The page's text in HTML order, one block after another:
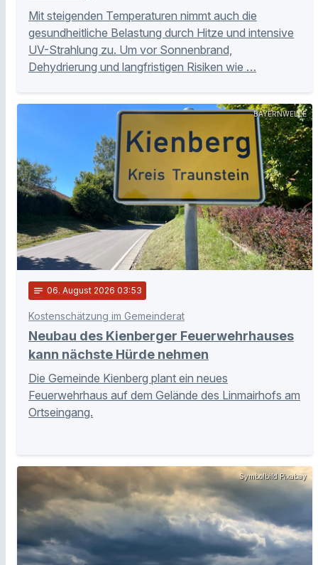
Mit steigenden Temperaturen nimmt auch die
gesundheitliche Belastung durch Hitze und intensive
UV-Strahlung zu. Um vor Sonnenbrand,
Dehydrierung und langfristigen Risiken wie …
BAYERNWELLE
notes 06. August 2026 03:53
Kostenschätzung im Gemeinderat
Neubau des Kienberger Feuerwehrhauses
kann nächste Hürde nehmen
Die Gemeinde Kienberg plant ein neues
Feuerwehrhaus auf dem Gelände des Linmairhofs am
Ortseingang.
Symbolbild Pixabay